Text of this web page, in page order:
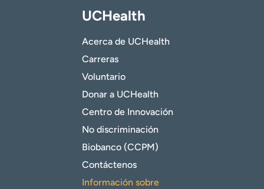
UCHealth
Acerca de UCHealth
Carreras
Voluntario
Donar a UCHealth
Centro de Innovación
No discriminación
Biobanco (CCPM)
Contáctenos
Información sobre